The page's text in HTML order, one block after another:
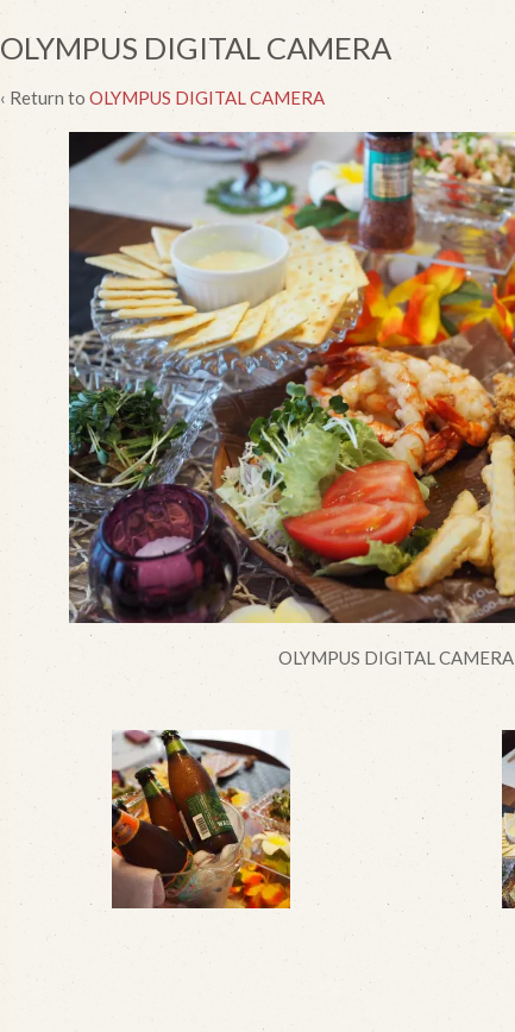
OLYMPUS DIGITAL CAMERA
‹ Return to OLYMPUS DIGITAL CAMERA
OLYMPUS DIGITAL CAMERA